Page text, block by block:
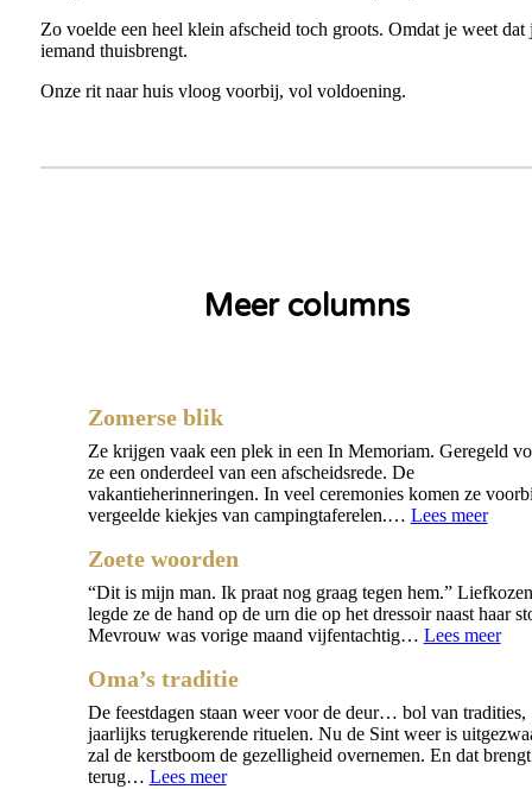
Zo voelde een heel klein afscheid toch groots. Omdat je weet dat
iemand thuisbrengt.
Onze rit naar huis vloog voorbij, vol voldoening.
Meer columns
Zomerse blik
Ze krijgen vaak een plek in een In Memoriam. Geregeld
ze een onderdeel van een afscheidsrede. De
vakantieherinneringen. In veel ceremonies komen ze
vergeelde kiekjes van campingtaferelen.… Lees meer:
Zoete woorden
“Dit is mijn man. Ik praat nog graag tegen hem.”
legde ze de hand op de urn die op het dressoir naast haar
Mevrouw was vorige maand vijfentachtig… Lees meer:
Oma’s traditie
De feestdagen staan weer voor de deur… bol van tradities,
jaarlijks terugkerende rituelen. Nu de Sint weer is
zal de kerstboom de gezelligheid overnemen. En dat
terug… Lees meer: